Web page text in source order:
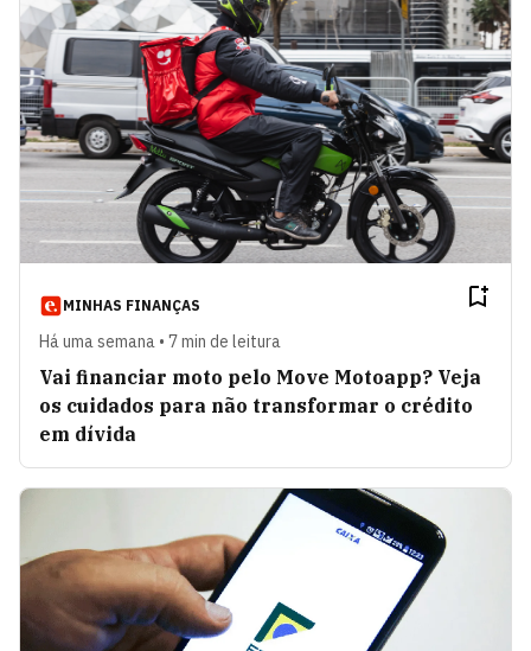
MINHAS FINANÇAS
Há uma semana • 7 min de leitura
Vai financiar moto pelo Move Motoapp? Veja
os cuidados para não transformar o crédito
em dívida